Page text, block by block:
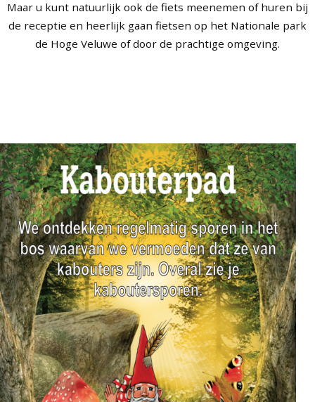
Maar u kunt natuurlijk ook de fiets meenemen of huren bij
de receptie en heerlijk gaan fietsen op het Nationale park
de Hoge Veluwe of door de prachtige omgeving.